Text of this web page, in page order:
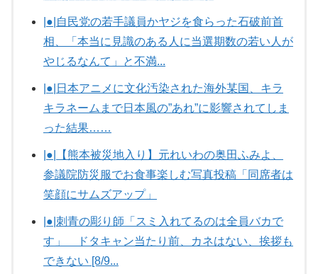
|●|自民党の若手議員かヤジを食らった石破前首
相、「本当に見識のある人に当選期数の若い人が
やじるなんて」と不満...
|●|日本アニメに文化汚染された海外某国、キラ
キラネームまで日本風の”あれ”に影響されてしま
った結果……
|●|【熊本被災地入り】元れいわの奥田ふみよ、
参議院防災服でお食事楽しむ写真投稿「同席者は
笑顔にサムズアップ」
|●|刺青の彫り師「スミ入れてるのは全員バカで
す」 ドタキャン当たり前、カネはない、挨拶も
できない [8/9...